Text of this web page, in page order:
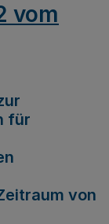
vom
für
von